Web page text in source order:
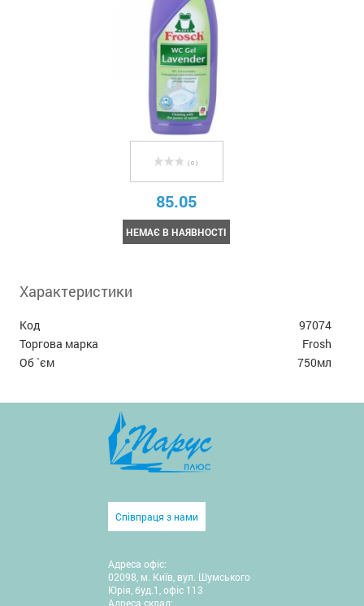
( 0 )
85.05
НЕМАЄ В НАЯВНОСТІ
Характеристики
Код
97074
Торгова марка
Frosh
Об `єм
750мл
Співпраця з нами
Адреса офіс:
02098, м. Київ, вул. Шумського
Юрія, буд.1, офіс 113
Адреса склад: